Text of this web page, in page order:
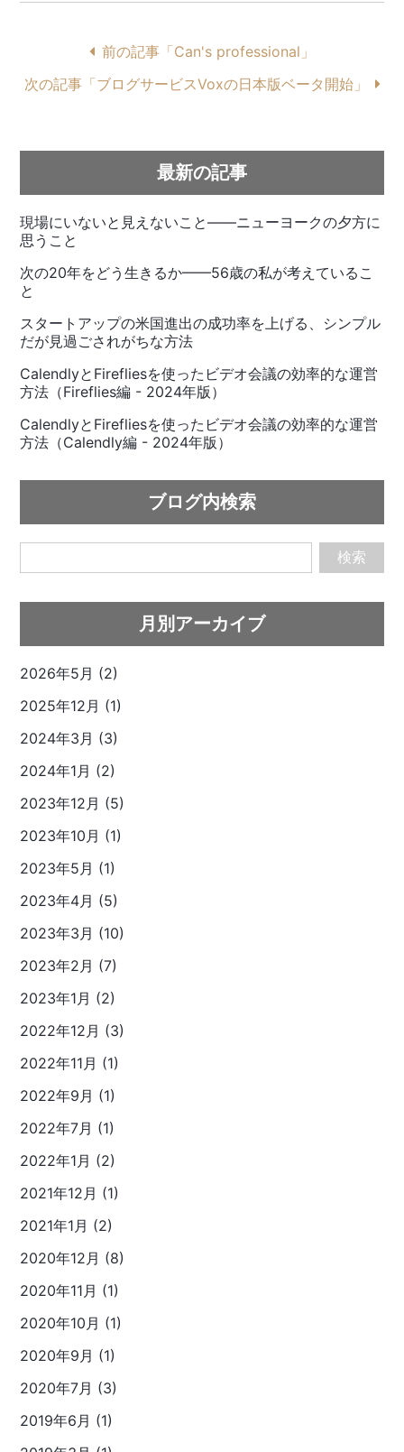
前の記事「Can's professional」
次の記事「ブログサービスVoxの日本版ベータ開始」
最新の記事
現場にいないと見えないこと——ニューヨークの夕方に
思うこと
次の20年をどう生きるか——56歳の私が考えているこ
と
スタートアップの米国進出の成功率を上げる、シンプル
だが見過ごされがちな方法
CalendlyとFirefliesを使ったビデオ会議の効率的な運営
方法（Fireflies編 - 2024年版）
CalendlyとFirefliesを使ったビデオ会議の効率的な運営
方法（Calendly編 - 2024年版）
ブログ内検索
検索
月別アーカイブ
2026年5月 (2)
2025年12月 (1)
2024年3月 (3)
2024年1月 (2)
2023年12月 (5)
2023年10月 (1)
2023年5月 (1)
2023年4月 (5)
2023年3月 (10)
2023年2月 (7)
2023年1月 (2)
2022年12月 (3)
2022年11月 (1)
2022年9月 (1)
2022年7月 (1)
2022年1月 (2)
2021年12月 (1)
2021年1月 (2)
2020年12月 (8)
2020年11月 (1)
2020年10月 (1)
2020年9月 (1)
2020年7月 (3)
2019年6月 (1)